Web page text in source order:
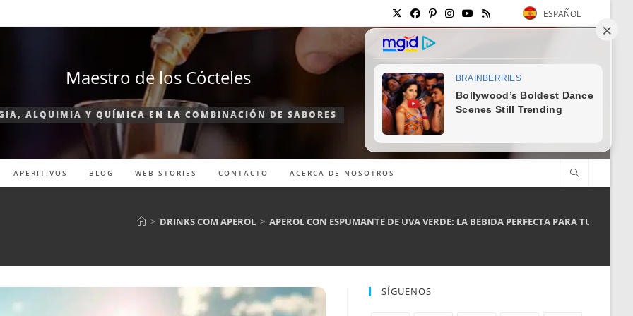
ESPAÑOL
Maestro de los Cócteles
ALQUIMIA Y QUÍMICA EN LA COMBINACIÓN DE SABORES
APERITIVOS BLOG WEB STORIES CONTACTO ACERCA DE NOSOTROS
> DRINKS COM APEROL > APEROL CON ESPUMANTE DE UVA VERDE: LA BEBIDA PERFECTA PARA TU VERANO
SÍGUENOS